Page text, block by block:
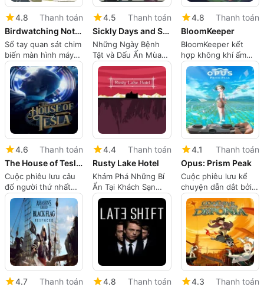
4.8
Thanh toán
Birdwatching Notebook
Sổ tay quan sát chim
biến màn hình máy
tính của bạn thành
một nơi trú ẩn yên
bình cho chim
4.5
Thanh toán
Sickly Days and Summer Traces
Những Ngày Bệnh
Tật và Dấu Ấn Mùa
Hè: Trò Chơi Nhập
Vai Đào Tạo Tiểu
Thuyết Hình Ảnh Dịu
Dàng
4.8
Thanh toán
BloomKeeper
BloomKeeper kết
hợp không khí ấm
cúng với việc chăm
sóc thuộc địa chiến
thuật
4.6
Thanh toán
The House of Tesla: Definitive Edition
Cuộc phiêu lưu câu
đố người thứ nhất
của Tesla với cơ chế
điện, bầu không khí
và lịch sử
4.4
Thanh toán
Rusty Lake Hotel
Khám Phá Những Bí
Ẩn Tại Khách Sạn
Rusty Lake
4.1
Thanh toán
Opus: Prism Peak
Cuộc phiêu lưu kể
chuyện dẫn dắt bởi
nhiếp ảnh về ký ức
và Dusklands
4.7
Thanh toán
4.8
Thanh toán
4.3
Thanh toán